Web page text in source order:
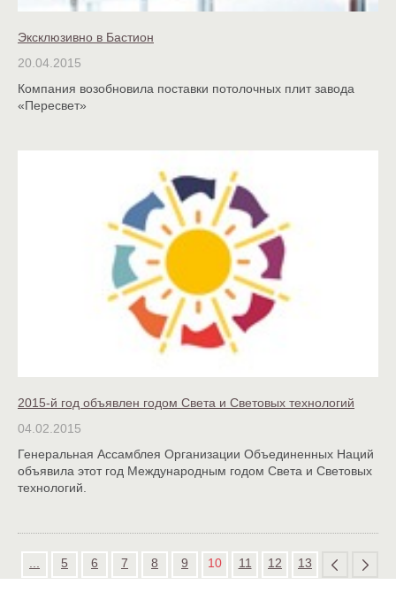
Эксклюзивно в Бастион
20.04.2015
Компания возобновила поставки потолочных плит завода
«Пересвет»
2015-й год объявлен годом Света и Световых технологий
04.02.2015
Генеральная Ассамблея Организации Объединенных Наций
объявила этот год Международным годом Света и Световых
технологий.
... 5 6 7 8 9 10 11 12 13